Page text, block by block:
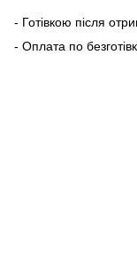
- Готівкою після
- Оплата по